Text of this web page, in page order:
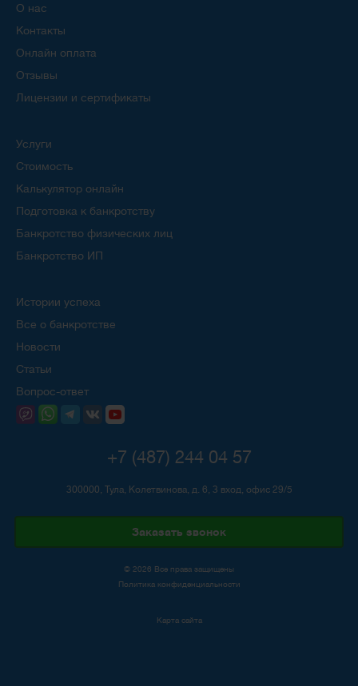
О нас
Контакты
Онлайн оплата
Отзывы
Лицензии и сертификаты
Услуги
Стоимость
Калькулятор онлайн
Подготовка к банкротству
Банкротство физических лиц
Банкротство ИП
Истории успеха
Все о банкротстве
Новости
Статьи
Вопрос-ответ
+7 (487) 244 04 57
300000, Тула, Колетвинова, д. 6, 3 вход, офис 29/5
Заказать звонок
© 2026 Все права защищены
Политика конфиденциальности
Карта сайта